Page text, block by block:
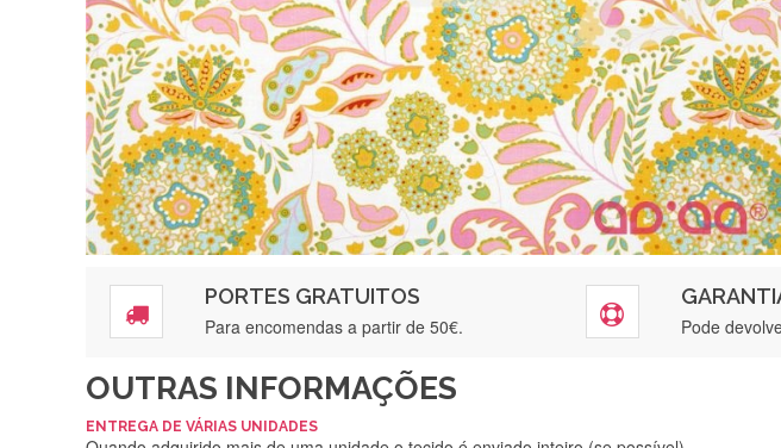
PORTES GRATUITOS
Para encomendas a partir de 50€. Pode
OUTRAS INFORMAÇÕES
ENTREGA DE VÁRIAS UNIDADES